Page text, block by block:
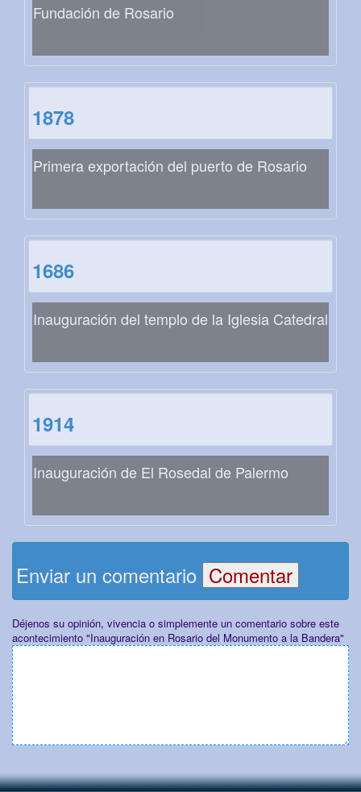
Fundación de Rosario
1878
Primera exportación del puerto de Rosario
1686
Inauguración del templo de la Iglesia Catedral
1914
Inauguración de El Rosedal de Palermo
Enviar un comentario
Déjenos su opinión, vivencia o simplemente un comentario sobre este
acontecimiento "Inauguración en Rosario del Monumento a la Bandera"